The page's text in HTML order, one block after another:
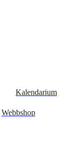
Kalendarium
Webbshop